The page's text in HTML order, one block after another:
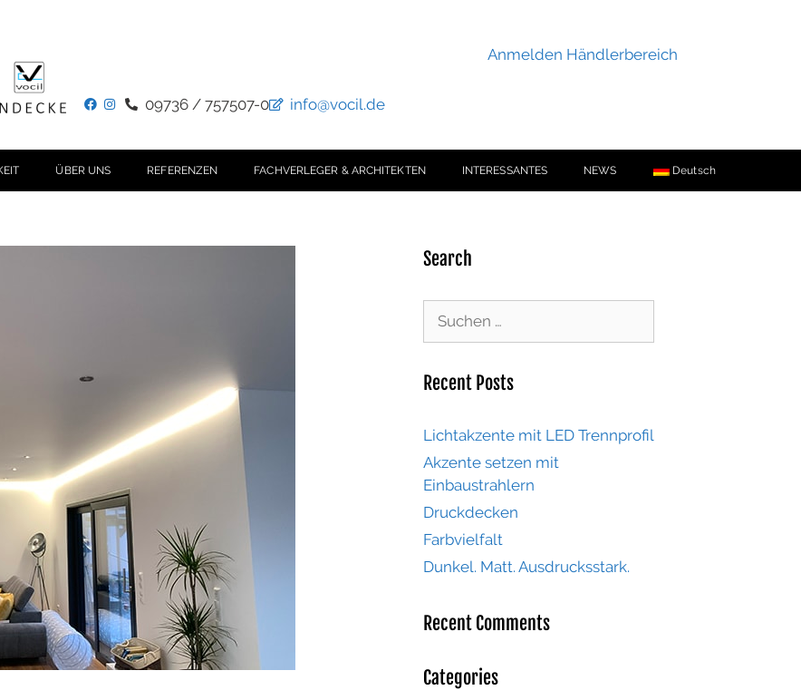
Anmelden Händlerbereich
09736 / 757507-0 info@vocil.de
ÜBER UNS REFERENZEN FACHVERLEGER & ARCHITEKTEN INTERESSANTES NEWS Deutsch
Search
Recent Posts
Lichtakzente mit LED Trennprofil
Akzente setzen mit
Einbaustrahlern
Druckdecken
Farbvielfalt
Dunkel. Matt. Ausdrucksstark.
Recent Comments
Categories